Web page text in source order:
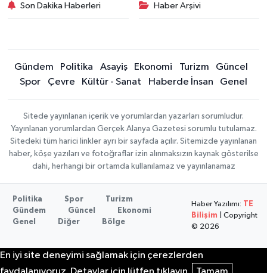
Son Dakika Haberleri Haber Arşivi
Gündem Politika Asayiş Ekonomi Turizm
Güncel
Spor
Çevre Kültür - Sanat Haberde İnsan Genel
Sitede yayınlanan içerik ve yorumlardan yazarları sorumludur.
Yayınlanan yorumlardan Gerçek Alanya Gazetesi sorumlu tutulamaz.
Sitedeki tüm harici linkler ayrı bir sayfada açılır. Sitemizde yayınlanan
haber, köşe yazıları ve fotoğraflar izin alınmaksızın kaynak gösterilse
dahi, herhangi bir ortamda kullanılamaz ve yayınlanamaz
Politika Spor
Turizm
Gündem
Güncel
Ekonomi
Genel
Diğer Bölge
Haber Yazılımı:
TE
Bilişim | Copyright
© 2026
En iyi site deneyimi sağlamak için çerezlerden